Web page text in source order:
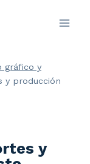
gráfico y
y producción
y